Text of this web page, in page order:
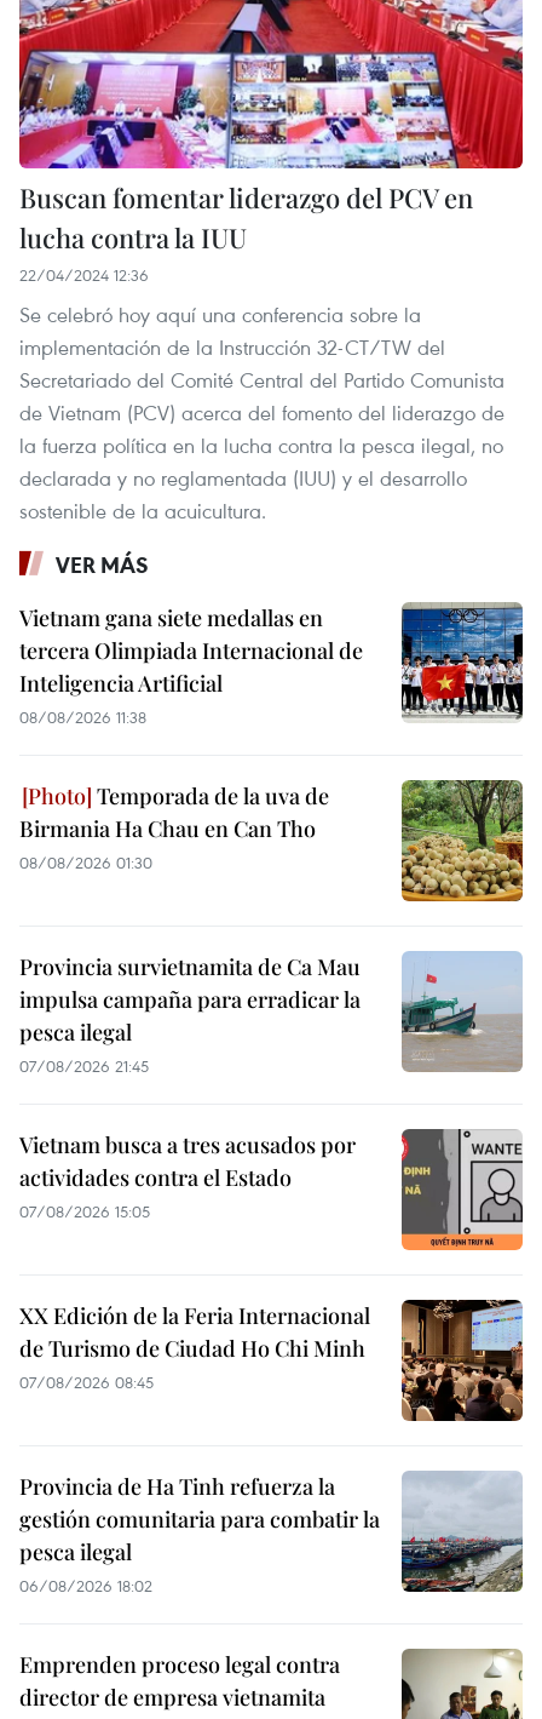
Buscan fomentar liderazgo del PCV en
lucha contra la IUU
22/04/2024 12:36
Se celebró hoy aquí una conferencia sobre la
implementación de la Instrucción 32-CT/TW del
Secretariado del Comité Central del Partido Comunista
de Vietnam (PCV) acerca del fomento del liderazgo de
la fuerza política en la lucha contra la pesca ilegal, no
declarada y no reglamentada (IUU) y el desarrollo
sostenible de la acuicultura.
VER MÁS
Vietnam gana siete medallas en
tercera Olimpiada Internacional de
Inteligencia Artificial
08/08/2026 11:38
Temporada de la uva de
Birmania Ha Chau en Can Tho
08/08/2026 01:30
Provincia survietnamita de Ca Mau
impulsa campaña para erradicar la
pesca ilegal
07/08/2026 21:45
Vietnam busca a tres acusados por
actividades contra el Estado
07/08/2026 15:05
XX Edición de la Feria Internacional
de Turismo de Ciudad Ho Chi Minh
07/08/2026 08:45
Provincia de Ha Tinh refuerza la
gestión comunitaria para combatir la
pesca ilegal
06/08/2026 18:02
Emprenden proceso legal contra
director de empresa vietnamita